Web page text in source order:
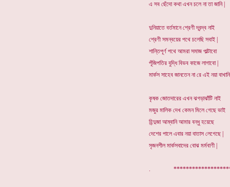
এ সব ছেঁদো কথা এখন চলে না তা জানি |
দুনিয়াতে বর্তমানে শ্রেণী দ্বন্দ্ব নাই
শ্রেণী সমন্বয়ের পথে চলেছি সবাই |
শান্তিপূর্ণ পথে আমরা সমাজ পাল্টাবো
পূঁজিপতির বুদ্ধি বিভব কাজে লাগাবো |
মার্কস সাহেব জানতেন না রে এই নয়া
কৃষক জোতদারের এখন ঝগড়াঝাঁটি নাই
মজুর মালিক দেখ কেমন মিলে গেছে ভাই
হিন্দুজা আম্বানি আমার বন্ধু হয়েছে
দেশের পালে এবার নয়া বাতাস লেগেছে |
সৃজনশীল মার্কসবাদের বোঝ মর্মবাণী |
.